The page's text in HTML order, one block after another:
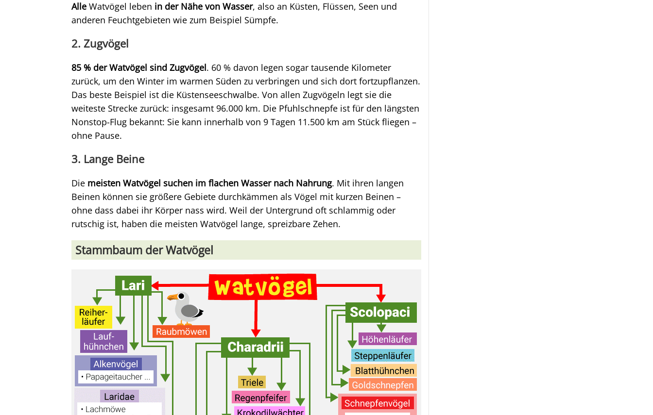
Alle Watvögel leben in der Nähe von Wasser, also an Küsten, Flüssen, Seen und
anderen Feuchtgebieten wie zum Beispiel Sümpfe.
2. Zugvögel
85 % der Watvögel sind Zugvögel. 60 % davon legen sogar tausende Kilometer
zurück, um den Winter im warmen Süden zu verbringen und sich dort fortzupflanzen.
Das beste Beispiel ist die Küstenseeschwalbe. Von allen Zugvögeln legt sie die
weiteste Strecke zurück: insgesamt 96.000 km. Die Pfuhlschnepfe ist für den längsten
Nonstop-Flug bekannt: Sie kann innerhalb von 9 Tagen 11.500 km am Stück fliegen –
ohne Pause.
3. Lange Beine
Die meisten Watvögel suchen im flachen Wasser nach Nahrung. Mit ihren langen
Beinen können sie größere Gebiete durchkämmen als Vögel mit kurzen Beinen –
ohne dass dabei ihr Körper nass wird. Weil der Untergrund oft schlammig oder
rutschig ist, haben die meisten Watvögel lange, spreizbare Zehen.
Stammbaum der Watvögel